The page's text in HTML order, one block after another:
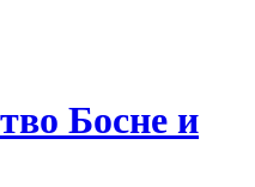
Босне и